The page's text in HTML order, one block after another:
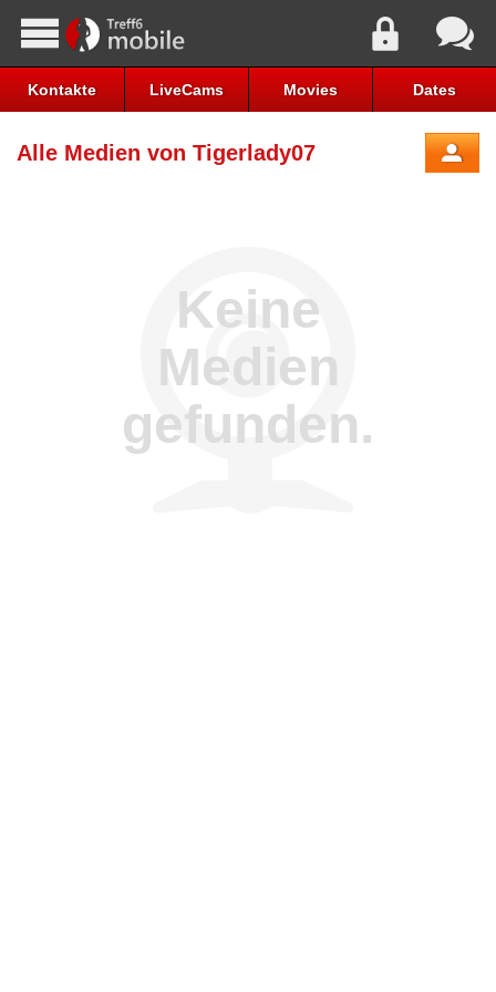
Kontakte LiveCams Movies Dates
Alle Medien von Tigerlady07
Keine
Medien
gefunden.